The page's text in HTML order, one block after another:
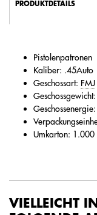
PRODUKTDETAILS
Pistolenpatronen
Kaliber: .45Auto
Geschossart: FMJ
Umkarton: 1.000
VIELLEICHT